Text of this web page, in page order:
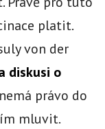
platit.
von der
diskusi o
právo do
mluvit.